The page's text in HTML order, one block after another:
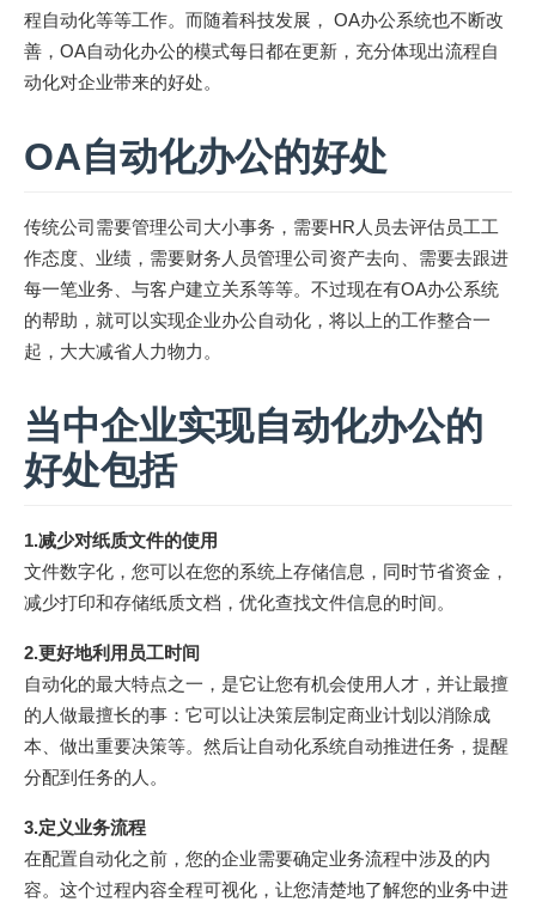
程自动化等等工作。而随着科技发展， OA办公系统也不断改
善，OA自动化办公的模式每日都在更新，充分体现出流程自
动化对企业带来的好处。
OA自动化办公的好处
传统公司需要管理公司大小事务，需要HR人员去评估员工工
作态度、业绩，需要财务人员管理公司资产去向、需要去跟进
每一笔业务、与客户建立关系等等。不过现在有OA办公系统
的帮助，就可以实现企业办公自动化，将以上的工作整合一
起，大大减省人力物力。
当中企业实现自动化办公的
好处包括
1.减少对纸质文件的使用
文件数字化，您可以在您的系统上存储信息，同时节省资金，
减少打印和存储纸质文档，优化查找文件信息的时间。
2.更好地利用员工时间
自动化的最大特点之一，是它让您有机会使用人才，并让最擅
的人做最擅长的事：它可以让决策层制定商业计划以消除成
本、做出重要决策等。然后让自动化系统自动推进任务，提醒
分配到任务的人。
3.定义业务流程
在配置自动化之前，您的企业需要确定业务流程中涉及的内
容。这个过程内容全程可视化，让您清楚地了解您的业务中进